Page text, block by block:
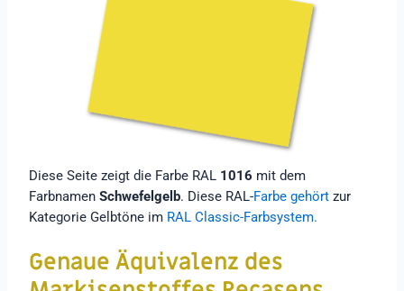
Diese Seite zeigt die Farbe RAL 1016 mit dem
FarbnamenSchwefelgelb. Diese RAL-Farbe gehört zur
Kategorie Gelbtöne im RAL Classic-Farbsystem.
Genaue Äquivalenz des